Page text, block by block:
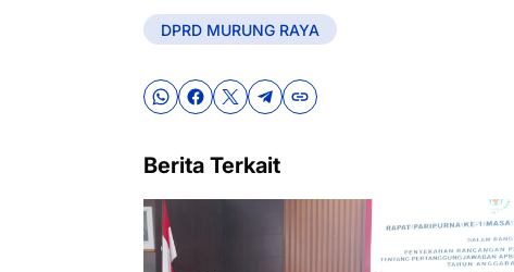
DPRD MURUNG RAYA
Berita Terkait